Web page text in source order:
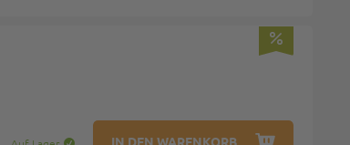
IN DEN WARENKORB